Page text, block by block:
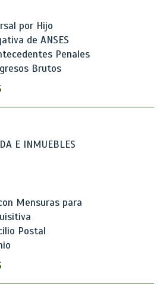
por Hijo
de ANSES
Penales
Brutos
E INMUEBLES
Mensuras para
Postal